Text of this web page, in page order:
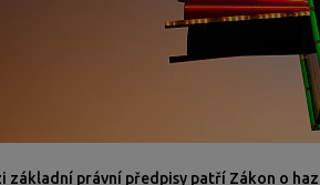
základní právní předpisy patří Zákon o